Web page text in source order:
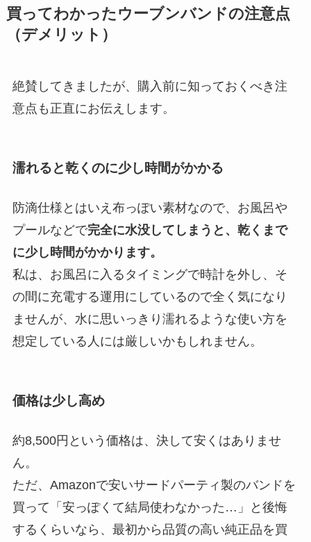
買ってわかったウーブンバンドの注意点
（デメリット）
絶賛してきましたが、購入前に知っておくべき注
意点も正直にお伝えします。
濡れると乾くのに少し時間がかかる
防滴仕様とはいえ布っぽい素材なので、お風呂や
プールなどで完全に水没してしまうと、乾くまで
に少し時間がかかります。
私は、お風呂に入るタイミングで時計を外し、そ
の間に充電する運用にしているので全く気になり
ませんが、水に思いっきり濡れるような使い方を
想定している人には厳しいかもしれません。
価格は少し高め
約8,500円という価格は、決して安くはありませ
ん。
ただ、Amazonで安いサードパーティ製のバンドを
買って「安っぽくて結局使わなかった…」と後悔
するくらいなら、最初から品質の高い純正品を買